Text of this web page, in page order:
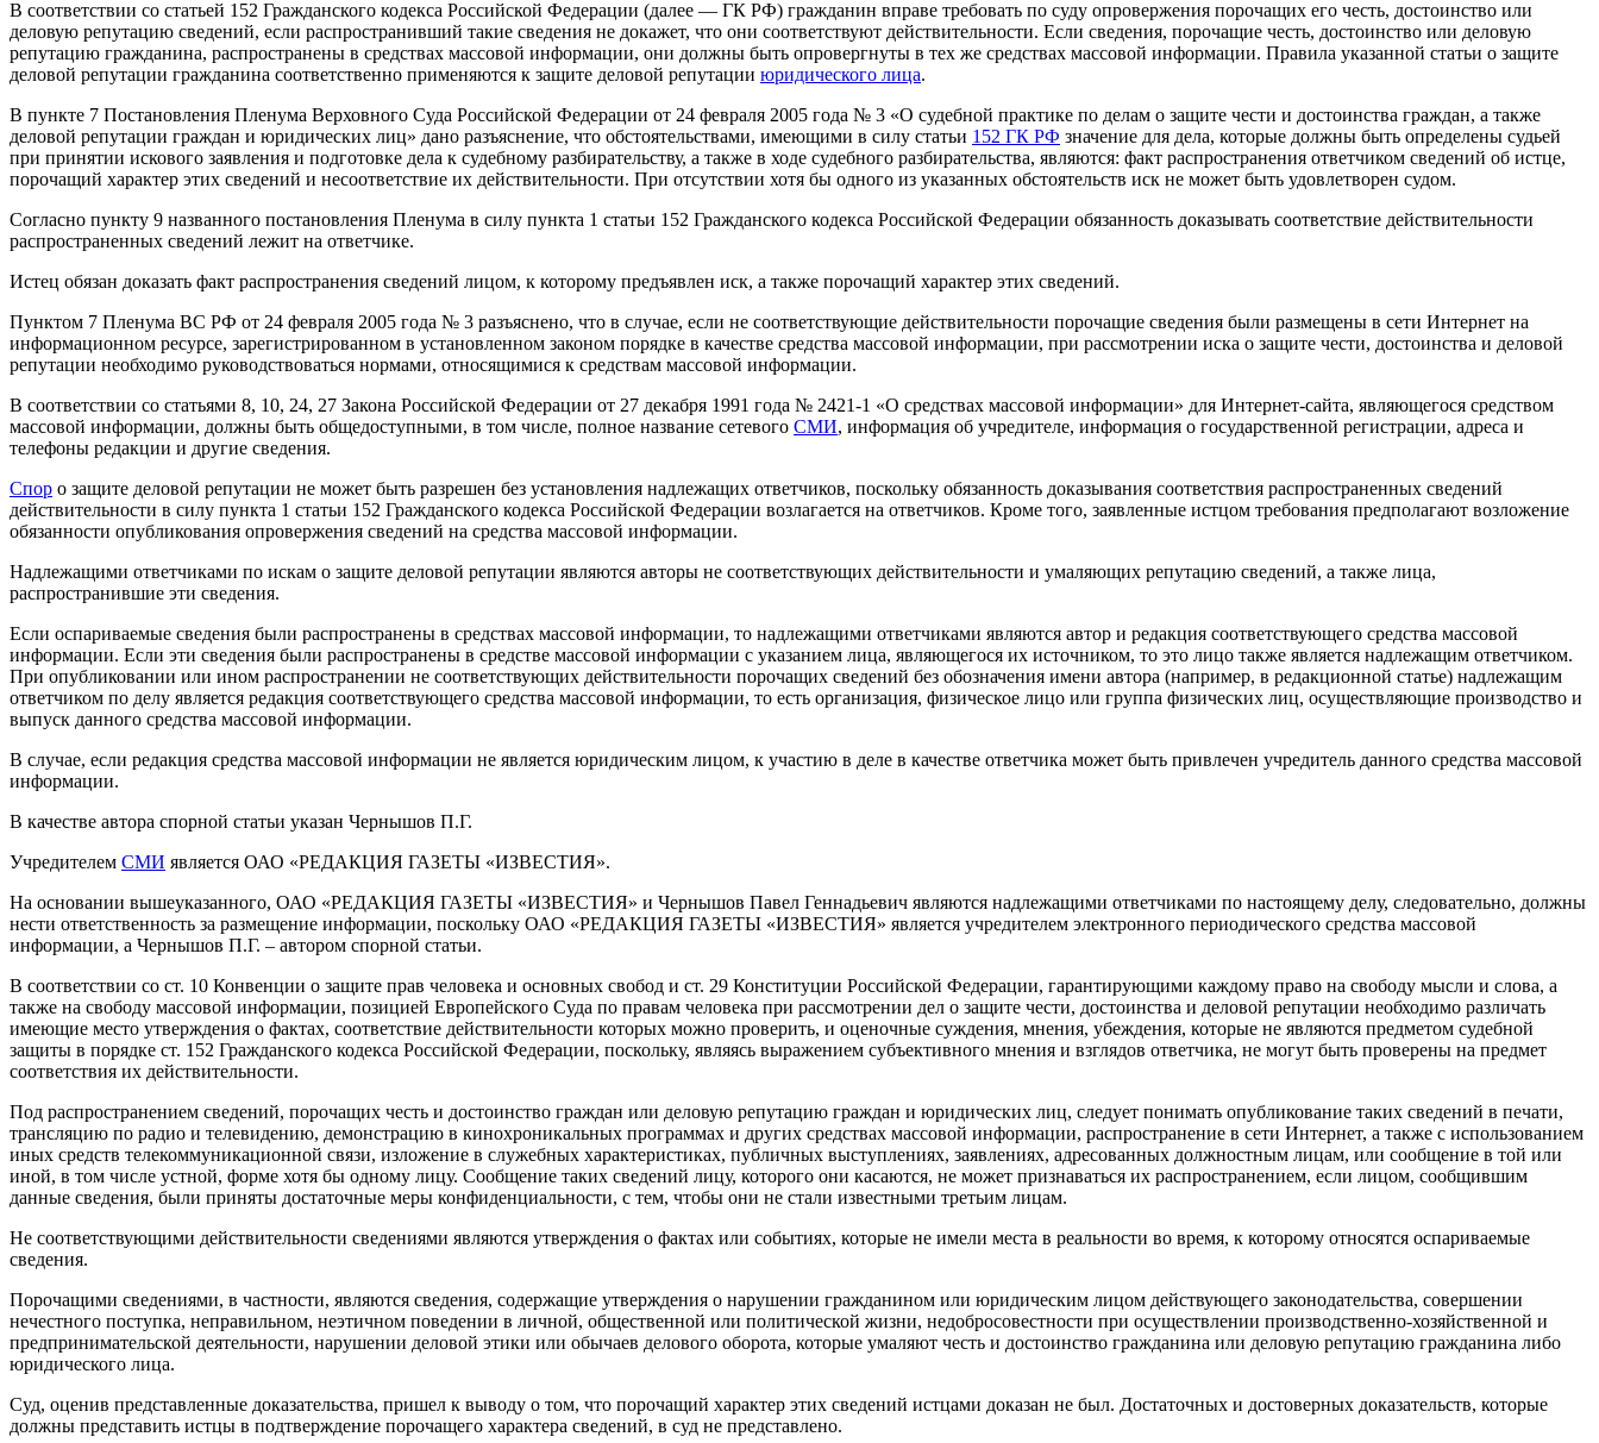
В соответствии со статьей 152 Гражданского кодекса Российской Федерации (далее — ГК РФ) гражданин вправе требовать по суду опровержения порочащих его честь, достоинство или
деловую репутацию сведений, если распространивший такие сведения не докажет, что они соответствуют действительности. Если сведения, порочащие честь, достоинство или деловую
репутацию гражданина, распространены в средствах массовой информации, они должны быть опровергнуты в тех же средствах массовой информации. Правила указанной статьи о защите
деловой репутации гражданина соответственно применяются к защите деловой репутации юридического лица.
В пункте 7 Постановления Пленума Верховного Суда Российской Федерации от 24 февраля 2005 года № 3 «О судебной практике по делам о защите чести и достоинства граждан, а также
деловой репутации граждан и юридических лиц» дано разъяснение, что обстоятельствами, имеющими в силу статьи 152 ГК РФ значение для дела, которые должны быть определены судьей
при принятии искового заявления и подготовке дела к судебному разбирательству, а также в ходе судебного разбирательства, являются: факт распространения ответчиком сведений об истце,
порочащий характер этих сведений и несоответствие их действительности. При отсутствии хотя бы одного из указанных обстоятельств иск не может быть удовлетворен судом.
Согласно пункту 9 названного постановления Пленума в силу пункта 1 статьи 152 Гражданского кодекса Российской Федерации обязанность доказывать соответствие действительности
распространенных сведений лежит на ответчике.
Истец обязан доказать факт распространения сведений лицом, к которому предъявлен иск, а также порочащий характер этих сведений.
Пунктом 7 Пленума ВС РФ от 24 февраля 2005 года № 3 разъяснено, что в случае, если не соответствующие действительности порочащие сведения были размещены в сети Интернет на
информационном ресурсе, зарегистрированном в установленном законом порядке в качестве средства массовой информации, при рассмотрении иска о защите чести, достоинства и деловой
репутации необходимо руководствоваться нормами, относящимися к средствам массовой информации.
В соответствии со статьями 8, 10, 24, 27 Закона Российской Федерации от 27 декабря 1991 года № 2421-1 «О средствах массовой информации» для Интернет-сайта, являющегося средством
массовой информации, должны быть общедоступными, в том числе, полное название сетевого СМИ, информация об учредителе, информация о государственной регистрации, адреса и
телефоны редакции и другие сведения.
Спор о защите деловой репутации не может быть разрешен без установления надлежащих ответчиков, поскольку обязанность доказывания соответствия распространенных сведений
действительности в силу пункта 1 статьи 152 Гражданского кодекса Российской Федерации возлагается на ответчиков. Кроме того, заявленные истцом требования предполагают возложение
обязанности опубликования опровержения сведений на средства массовой информации.
Надлежащими ответчиками по искам о защите деловой репутации являются авторы не соответствующих действительности и умаляющих репутацию сведений, а также лица,
распространившие эти сведения.
Если оспариваемые сведения были распространены в средствах массовой информации, то надлежащими ответчиками являются автор и редакция соответствующего средства массовой
информации. Если эти сведения были распространены в средстве массовой информации с указанием лица, являющегося их источником, то это лицо также является надлежащим ответчиком.
При опубликовании или ином распространении не соответствующих действительности порочащих сведений без обозначения имени автора (например, в редакционной статье) надлежащим
ответчиком по делу является редакция соответствующего средства массовой информации, то есть организация, физическое лицо или группа физических лиц, осуществляющие производство и
выпуск данного средства массовой информации.
В случае, если редакция средства массовой информации не является юридическим лицом, к участию в деле в качестве ответчика может быть привлечен учредитель данного средства массовой
информации.
В качестве автора спорной статьи указан Чернышов П.Г.
Учредителем СМИ является ОАО «РЕДАКЦИЯ ГАЗЕТЫ «ИЗВЕСТИЯ».
На основании вышеуказанного, ОАО «РЕДАКЦИЯ ГАЗЕТЫ «ИЗВЕСТИЯ» и Чернышов Павел Геннадьевич являются надлежащими ответчиками по настоящему делу, следовательно, должны
нести ответственность за размещение информации, поскольку ОАО «РЕДАКЦИЯ ГАЗЕТЫ «ИЗВЕСТИЯ» является учредителем электронного периодического средства массовой
информации, а Чернышов П.Г. – автором спорной статьи.
В соответствии со ст. 10 Конвенции о защите прав человека и основных свобод и ст. 29 Конституции Российской Федерации, гарантирующими каждому право на свободу мысли и слова, а
также на свободу массовой информации, позицией Европейского Суда по правам человека при рассмотрении дел о защите чести, достоинства и деловой репутации необходимо различать
имеющие место утверждения о фактах, соответствие действительности которых можно проверить, и оценочные суждения, мнения, убеждения, которые не являются предметом судебной
защиты в порядке ст. 152 Гражданского кодекса Российской Федерации, поскольку, являясь выражением субъективного мнения и взглядов ответчика, не могут быть проверены на предмет
соответствия их действительности.
Под распространением сведений, порочащих честь и достоинство граждан или деловую репутацию граждан и юридических лиц, следует понимать опубликование таких сведений в печати,
трансляцию по радио и телевидению, демонстрацию в кинохроникальных программах и других средствах массовой информации, распространение в сети Интернет, а также с использованием
иных средств телекоммуникационной связи, изложение в служебных характеристиках, публичных выступлениях, заявлениях, адресованных должностным лицам, или сообщение в той или
иной, в том числе устной, форме хотя бы одному лицу. Сообщение таких сведений лицу, которого они касаются, не может признаваться их распространением, если лицом, сообщившим
данные сведения, были приняты достаточные меры конфиденциальности, с тем, чтобы они не стали известными третьим лицам.
Не соответствующими действительности сведениями являются утверждения о фактах или событиях, которые не имели места в реальности во время, к которому относятся оспариваемые
сведения.
Порочащими сведениями, в частности, являются сведения, содержащие утверждения о нарушении гражданином или юридическим лицом действующего законодательства, совершении
нечестного поступка, неправильном, неэтичном поведении в личной, общественной или политической жизни, недобросовестности при осуществлении производственно-хозяйственной и
предпринимательской деятельности, нарушении деловой этики или обычаев делового оборота, которые умаляют честь и достоинство гражданина или деловую репутацию гражданина либо
юридического лица.
Суд, оценив представленные доказательства, пришел к выводу о том, что порочащий характер этих сведений истцами доказан не был. Достаточных и достоверных доказательств, которые
должны представить истцы в подтверждение порочащего характера сведений, в суд не представлено.